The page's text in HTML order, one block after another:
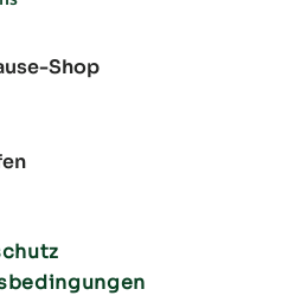
Shop